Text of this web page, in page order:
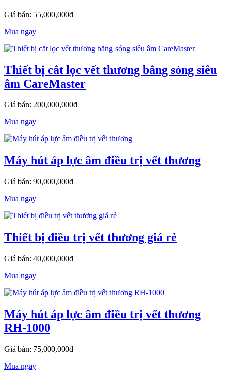
Giá bán: 55,000,000đ
Mua ngay
Thiết bị cắt lọc vết thương bằng sóng siêu
âm CareMaster
Giá bán: 200,000,000đ
Mua ngay
Máy hút áp lực âm điều trị vết thương
Giá bán: 90,000,000đ
Mua ngay
Thiết bị điều trị vết thương giá rẻ
Giá bán: 40,000,000đ
Mua ngay
Máy hút áp lực âm điều trị vết thương
RH-1000
Giá bán: 75,000,000đ
Mua ngay